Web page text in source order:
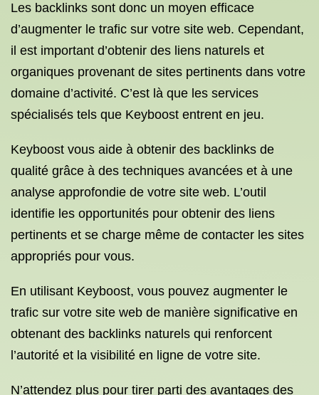
Les backlinks sont donc un moyen efficace
d’augmenter le trafic sur votre site web. Cependant,
il est important d’obtenir des liens naturels et
organiques provenant de sites pertinents dans votre
domaine d’activité. C’est là que les services
spécialisés tels que Keyboost entrent en jeu.
Keyboost vous aide à obtenir des backlinks de
qualité grâce à des techniques avancées et à une
analyse approfondie de votre site web. L’outil
identifie les opportunités pour obtenir des liens
pertinents et se charge même de contacter les sites
appropriés pour vous.
En utilisant Keyboost, vous pouvez augmenter le
trafic sur votre site web de manière significative en
obtenant des backlinks naturels qui renforcent
l’autorité et la visibilité en ligne de votre site.
N’attendez plus pour tirer parti des avantages des